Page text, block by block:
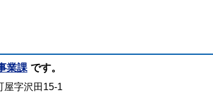
業課 です。
字沢田15-1